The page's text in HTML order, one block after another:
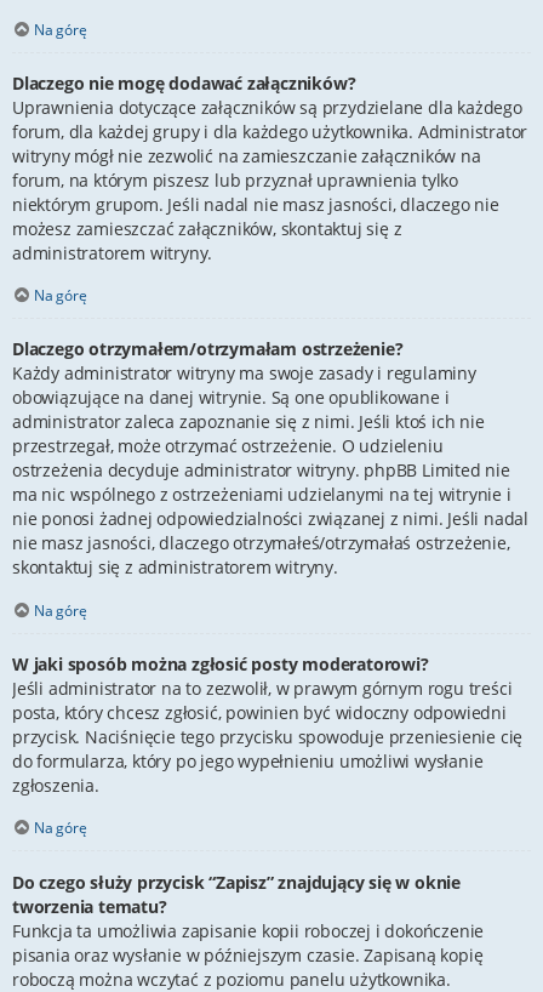
Na górę
Dlaczego nie mogę dodawać załączników?
Uprawnienia dotyczące załączników są przydzielane dla każdego
forum, dla każdej grupy i dla każdego użytkownika. Administrator
witryny mógł nie zezwolić na zamieszczanie załączników na
forum, na którym piszesz lub przyznał uprawnienia tylko
niektórym grupom. Jeśli nadal nie masz jasności, dlaczego nie
możesz zamieszczać załączników, skontaktuj się z
administratorem witryny.
Na górę
Dlaczego otrzymałem/otrzymałam ostrzeżenie?
Każdy administrator witryny ma swoje zasady i regulaminy
obowiązujące na danej witrynie. Są one opublikowane i
administrator zaleca zapoznanie się z nimi. Jeśli ktoś ich nie
przestrzegał, może otrzymać ostrzeżenie. O udzieleniu
ostrzeżenia decyduje administrator witryny. phpBB Limited nie
ma nic wspólnego z ostrzeżeniami udzielanymi na tej witrynie i
nie ponosi żadnej odpowiedzialności związanej z nimi. Jeśli nadal
nie masz jasności, dlaczego otrzymałeś/otrzymałaś ostrzeżenie,
skontaktuj się z administratorem witryny.
Na górę
W jaki sposób można zgłosić posty moderatorowi?
Jeśli administrator na to zezwolił, w prawym górnym rogu treści
posta, który chcesz zgłosić, powinien być widoczny odpowiedni
przycisk. Naciśnięcie tego przycisku spowoduje przeniesienie cię
do formularza, który po jego wypełnieniu umożliwi wysłanie
zgłoszenia.
Na górę
Do czego służy przycisk “Zapisz” znajdujący się w oknie
tworzenia tematu?
Funkcja ta umożliwia zapisanie kopii roboczej i dokończenie
pisania oraz wysłanie w późniejszym czasie. Zapisaną kopię
roboczą można wczytać z poziomu panelu użytkownika.